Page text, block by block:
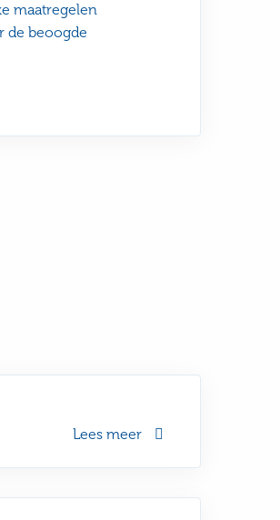
maatregelen
de beoogde
Lees meer